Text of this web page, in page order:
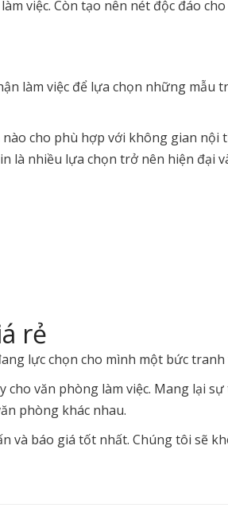
việc. Còn tạo nên nét độc đáo
làm việc để lựa chọn những mẫu
cho phù hợp với không gian nội
là nhiều lựa chọn trở nên hiện đại
rẻ
lực chọn cho mình một bức
văn phòng làm việc. Mang lại
phòng khác nhau.
và báo giá tốt nhất. Chúng tôi sẽ